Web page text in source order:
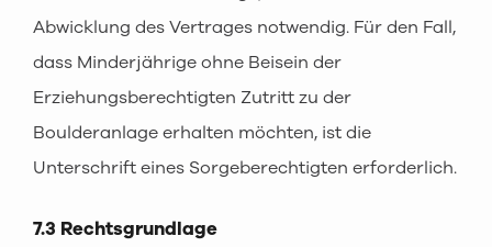
Abwicklung des Vertrages notwendig. Für den Fall,
dass Minderjährige ohne Beisein der
Erziehungsberechtigten Zutritt zu der
Boulderanlage erhalten möchten, ist die
Unterschrift eines Sorgeberechtigten erforderlich.
7.3 Rechtsgrundlage